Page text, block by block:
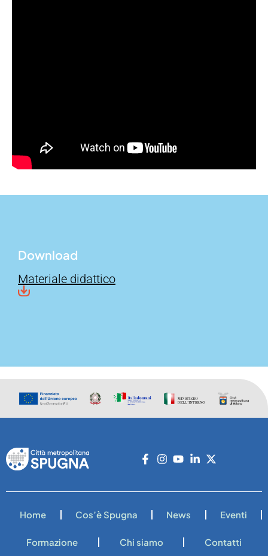
Download
Materiale didattico
Home Cos’è Spugna News Eventi
Formazione Chi siamo Contatti